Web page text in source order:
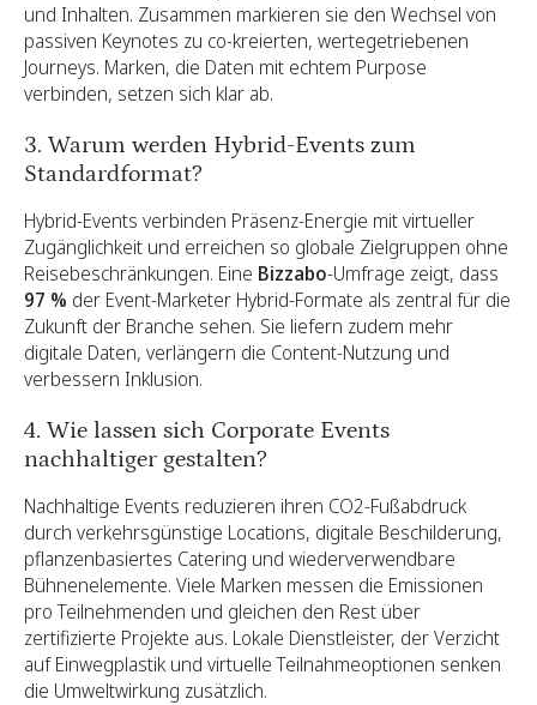
und Inhalten. Zusammen markieren sie den Wechsel von
passiven Keynotes zu co-kreierten, wertegetriebenen
Journeys. Marken, die Daten mit echtem Purpose
verbinden, setzen sich klar ab.
3. Warum werden Hybrid-Events zum
Standardformat?
Hybrid-Events verbinden Präsenz-Energie mit virtueller
Zugänglichkeit und erreichen so globale Zielgruppen ohne
Reisebeschränkungen. Eine Bizzabo-Umfrage zeigt, dass
97 % der Event-Marketer Hybrid-Formate als zentral für die
Zukunft der Branche sehen. Sie liefern zudem mehr
digitale Daten, verlängern die Content-Nutzung und
verbessern Inklusion.
4. Wie lassen sich Corporate Events
nachhaltiger gestalten?
Nachhaltige Events reduzieren ihren CO2-Fußabdruck
durch verkehrsgünstige Locations, digitale Beschilderung,
pflanzenbasiertes Catering und wiederverwendbare
Bühnenelemente. Viele Marken messen die Emissionen
pro Teilnehmenden und gleichen den Rest über
zertifizierte Projekte aus. Lokale Dienstleister, der Verzicht
auf Einwegplastik und virtuelle Teilnahmeoptionen senken
die Umweltwirkung zusätzlich.